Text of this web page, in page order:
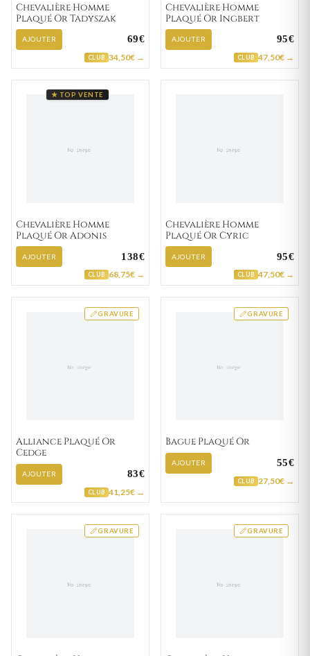
Chevalière Homme
Plaqué Or Tadyszak
AJOUTER 69€
CLUB 34,50€ →
Chevalière Homme
Plaqué Or Ingbert
AJOUTER 95€
CLUB 47,50€ →
★ TOP VENTE
Chevalière Homme
Plaqué Or Adonis
AJOUTER 138€
CLUB 68,75€ →
Chevalière Homme
Plaqué Or Cyric
AJOUTER 95€
CLUB 47,50€ →
GRAVURE
Alliance Plaqué Or
Cedge
AJOUTER 83€
CLUB 41,25€ →
GRAVURE
Bague Plaqué Or
AJOUTER 55€
CLUB 27,50€ →
GRAVURE GRAVURE